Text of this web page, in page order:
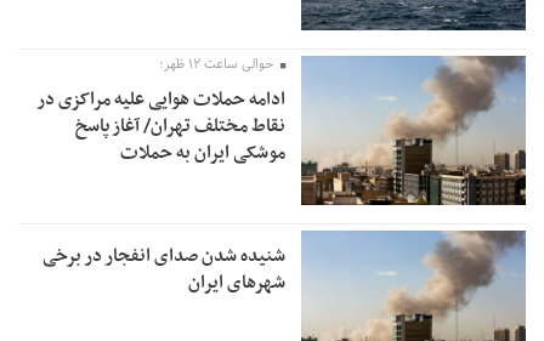
حوالی ساعت ۱۲ ظهر؛
ادامه حملات هوایی علیه مراکزی در
نقاط مختلف تهران/ آغاز پاسخ
موشکی ایران به حملات
شنیده شدن صدای انفجار در برخی
شهرهای ایران